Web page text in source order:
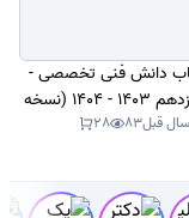
دانش فنی تخصصی -
چاپ - دوازدهم 1403 - 1404 (نسخه
PDF)
83
28